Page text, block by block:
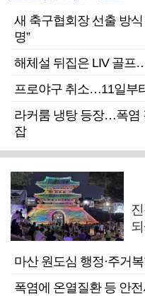
새 축구협회장 선출 방
명”
해체설 뒤집은 LIV 골프
프로야구 취소…11일부
라커룸 냉탕 등장…폭염
잡
마산 원도심 행정·주거
폭염에 온열질환 등 안